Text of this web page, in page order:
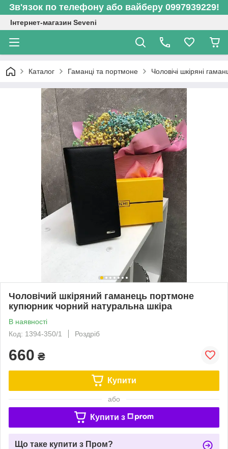
Зв'язок по телефону або вайберу 0997939229!
Інтернет-магазин Seveni
Каталог Гаманці та портмоне Чоловічі шкіряні
Чоловічий шкіряний гаманець портмоне
купюрник чорний натуральна шкіра
В наявності
Код: 1394-350/1
Роздріб
660 ₴
Купити
або
Купити з
Що таке купити з Пром?